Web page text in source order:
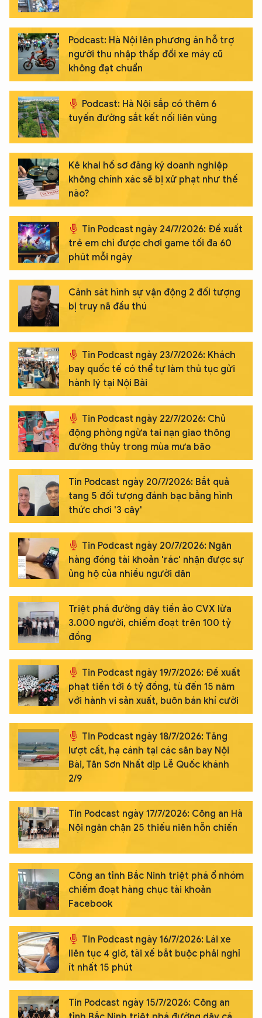
Podcast: Hà Nội lên phương án hỗ trợ
người thu nhập thấp đổi xe máy cũ
không đạt chuẩn
Podcast: Hà Nội sắp có thêm 6
tuyến đường sắt kết nối liên vùng
Kê khai hồ sơ đăng ký doanh nghiệp
không chính xác sẽ bị xử phạt như thế
nào?
Tin Podcast ngày 24/7/2026: Đề xuất
trẻ em chỉ được chơi game tối đa 60
phút mỗi ngày
Cảnh sát hình sự vận động 2 đối tượng
bị truy nã đầu thú
Tin Podcast ngày 23/7/2026: Khách
bay quốc tế có thể tự làm thủ tục gửi
hành lý tại Nội Bài
Tin Podcast ngày 22/7/2026: Chủ
động phòng ngừa tai nạn giao thông
đường thủy trong mùa mưa bão
Tin Podcast ngày 20/7/2026: Bắt quả
tang 5 đối tượng đánh bạc bằng hình
thức chơi '3 cây'
Tin Podcast ngày 20/7/2026: Ngân
hàng đóng tài khoản 'rác' nhận được sự
ủng hộ của nhiều người dân
Triệt phá đường dây tiền ảo CVX lừa
3.000 người, chiếm đoạt trên 100 tỷ
đồng
Tin Podcast ngày 19/7/2026: Đề xuất
phạt tiền tới 6 tỷ đồng, tù đến 15 năm
với hành vi sản xuất, buôn bán khí cười
Tin Podcast ngày 18/7/2026: Tăng
lượt cất, hạ cánh tại các sân bay Nội
Bài, Tân Sơn Nhất dịp Lễ Quốc khánh
2/9
Tin Podcast ngày 17/7/2026: Công an Hà
Nội ngăn chặn 25 thiếu niên hỗn chiến
Công an tỉnh Bắc Ninh triệt phá ổ nhóm
chiếm đoạt hàng chục tài khoản
Facebook
Tin Podcast ngày 16/7/2026: Lái xe
liên tục 4 giờ, tài xế bắt buộc phải nghỉ
ít nhất 15 phút
Tin Podcast ngày 15/7/2026: Công an